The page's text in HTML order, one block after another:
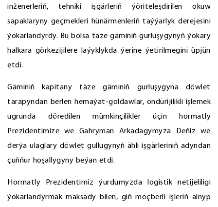
inženerleriň, tehniki işgärleriň ýöriteleşdirilen okuw
sapaklaryny geçmekleri hünärmenleriň taýýarlyk derejesini
ýokarlandyrdy. Bu bolsa täze gäminiň gurluşygynyň ýokary
halkara görkezijilere laýyklykda ýerine ýetirilmegini üpjün
etdi.
Gäminiň kapitany täze gäminiň gurluşygyna döwlet
tarapyndan berlen hemaýat-goldawlar, öndürijilikli işlemek
ugrunda döredilen mümkinçilikler üçin hormatly
Prezidentimize we Gahryman Arkadagymyza Deňiz we
derýa ulaglary döwlet gullugynyň ähli işgärleriniň adyndan
çuňňur hoşallygyny beýan etdi.
Hormatly Prezidentimiz ýurdumyzda logistik netijeliligi
ýokarlandyrmak maksady bilen, giň möçberli işleriň alnyp